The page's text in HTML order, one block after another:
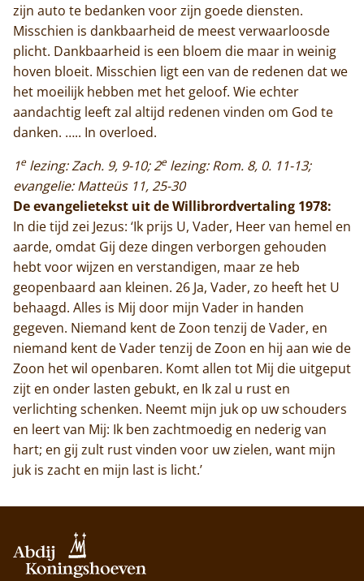
zijn auto te bedanken voor zijn goede diensten.
Misschien is dankbaarheid de meest verwaarloosde
plicht. Dankbaarheid is een bloem die maar in weinig
hoven bloeit. Misschien ligt een van de redenen dat we
het moeilijk hebben met het geloof. Wie echter
aandachtig leeft zal altijd redenen vinden om God te
danken. ….. In overloed.
1elezing: Zach. 9, 9-10; 2elezing: Rom. 8, 0. 11-13;
evangelie: Matteüs 11, 25-30
De evangelietekst uit de Willibrordvertaling 1978:
In die tijd zei Jezus: ‘Ik prijs U, Vader, Heer van hemel en
aarde, omdat Gij deze dingen verborgen gehouden
hebt voor wijzen en verstandigen, maar ze heb
geopenbaard aan kleinen. 26 Ja, Vader, zo heeft het U
behaagd. Alles is Mij door mijn Vader in handen
gegeven. Niemand kent de Zoon tenzij de Vader, en
niemand kent de Vader tenzij de Zoon en hij aan wie de
Zoon het wil openbaren. Komt allen tot Mij die uitgeput
zijt en onder lasten gebukt, en Ik zal u rust en
verlichting schenken. Neemt mijn juk op uw schouders
en leert van Mij: Ik ben zachtmoedig en nederig van
hart; en gij zult rust vinden voor uw zielen, want mijn
juk is zacht en mijn last is licht.’